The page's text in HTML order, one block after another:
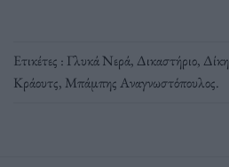
Ετικέτες : Γλυκά Νερά, Δικαστήριο, Δίκη
Κράουτς, Μπάμπης Αναγνωστόπουλος.